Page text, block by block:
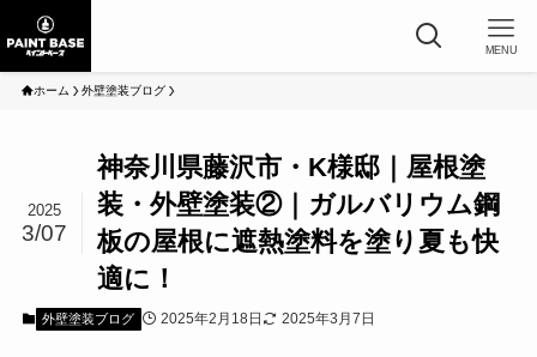
MENU
ホーム 外壁塗装ブログ
神奈川県藤沢市・K様邸｜屋根塗
装・外壁塗装②｜ガルバリウム鋼
板の屋根に遮熱塗料を塗り夏も快
適に！
2025
3/07
外壁塗装ブログ 2025年2月18日 2025年3月7日